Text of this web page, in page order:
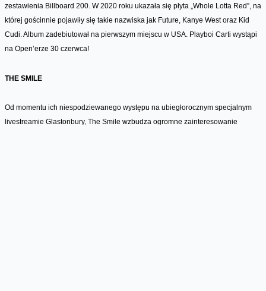
zestawienia Billboard 200. W 2020 roku ukazała się płyta „Whole Lotta Red”, na
której gościnnie pojawiły się takie nazwiska jak Future, Kanye West oraz Kid
Cudi. Album zadebiutował na pierwszym miejscu w USA. Playboi Carti wystąpi
na Open’erze 30 czerwca!
THE SMILE
Od momentu ich niespodziewanego występu na ubiegłorocznym specjalnym
livestreamie Glastonbury, The Smile wzbudza ogromne zainteresowanie